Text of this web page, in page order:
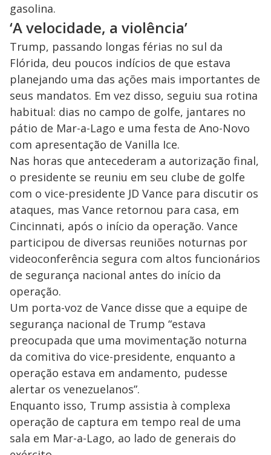
gasolina.
‘A velocidade, a violência’
Trump, passando longas férias no sul da
Flórida, deu poucos indícios de que estava
planejando uma das ações mais importantes de
seus mandatos. Em vez disso, seguiu sua rotina
habitual: dias no campo de golfe, jantares no
pátio de Mar-a-Lago e uma festa de Ano-Novo
com apresentação de Vanilla Ice.
Nas horas que antecederam a autorização final,
o presidente se reuniu em seu clube de golfe
com o vice-presidente JD Vance para discutir os
ataques, mas Vance retornou para casa, em
Cincinnati, após o início da operação. Vance
participou de diversas reuniões noturnas por
videoconferência segura com altos funcionários
de segurança nacional antes do início da
operação.
Um porta-voz de Vance disse que a equipe de
segurança nacional de Trump “estava
preocupada que uma movimentação noturna
da comitiva do vice-presidente, enquanto a
operação estava em andamento, pudesse
alertar os venezuelanos”.
Enquanto isso, Trump assistia à complexa
operação de captura em tempo real de uma
sala em Mar-a-Lago, ao lado de generais do